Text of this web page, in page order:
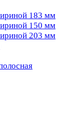
183 мм
150 мм
203 мм